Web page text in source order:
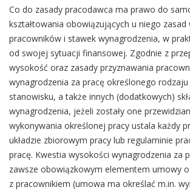
Co do zasady pracodawca ma prawo do
kształtowania obowiązujących u niego zasad
pracowników i stawek wynagrodzenia, w
od swojej sytuacji finansowej. Zgodnie z
wysokość oraz zasady przyznawania
wynagrodzenia za pracę określonego
stanowisku, a także innych (dodatkowych)
wynagrodzenia, jeżeli zostały one
wykonywania określonej pracy ustala każdy
układzie zbiorowym pracy lub regulaminie
pracę. Kwestia wysokości wynagrodzenia za
zawsze obowiązkowym elementem umowy
z pracownikiem (umowa ma określać m.in.